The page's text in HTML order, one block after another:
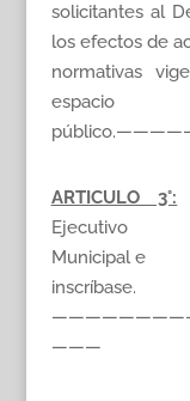
solicitantes al
los efectos de
normativas
espacio
ARTICULO 3°:
Ejecutivo
Municipal e
inscríbase.
———